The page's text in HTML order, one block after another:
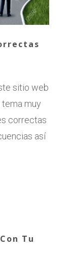
sitio web
muy
correctas
así
Tu